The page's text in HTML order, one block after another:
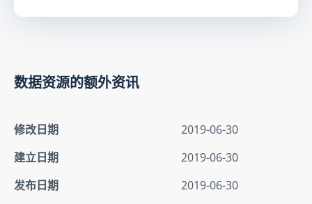
数据资源的额外资讯
修改日期
2019-06-30
建立日期
2019-06-30
发布日期
2019-06-30